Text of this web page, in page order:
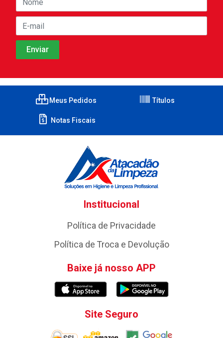
Meus Pedidos Títulos
Notas Fiscais
Institucional
Política de Privacidade
Política de Troca e Devolução
Baixe já nosso APP
Site Seguro